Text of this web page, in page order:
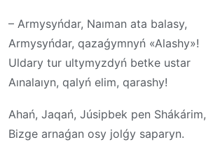
– Armysyńdar, Naıman ata balasy,
Armysyńdar, qazaǵymnyń «Alashy»!
Uldary tur ultymyzdyń betke ustar
Aınalaıyn, qalyń elim, qarashy!
Ahań, Jaqań, Júsipbek pen Shákárim,
Bizge arnaǵan osy jolǵy saparyn.